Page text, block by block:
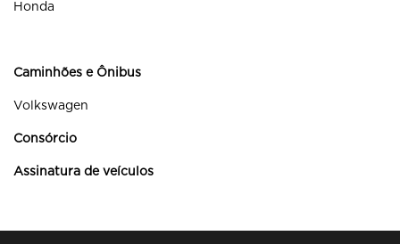
Honda
Caminhões e Ônibus
Volkswagen
Consórcio
Assinatura de veículos